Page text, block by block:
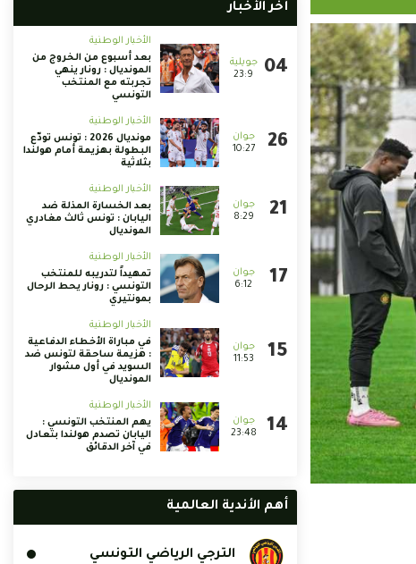
أخر الأخبار
23:9
الأخبار الوطنية
بعد أسبوع من الخروج من
المونديال : رونار ينهي
تجربته مع المنتخب
التونسي
10:27
الأخبار الوطنية
مونديال 2026 : تونس تودّع
البطولة بهزيمة أمام هولندا
بثلاثية
8:29
الأخبار الوطنية
بعد الخسارة المذلة ضد
اليابان : تونس ثالث مغادري
المونديال
6:12
الأخبار الوطنية
تمهيداً لتدريبه للمنتخب
التونسي : رونار يحط الرحال
بمونتيري
11:53
الأخبار الوطنية
في مباراة الأخطاء الدفاعية
: هزيمة ساحقة لتونس ضد
السويد في أول مشوار
المونديال
23:48
الأخبار الوطنية
يهم المنتخب التونسي :
اليابان تصدم هولندا بتعادل
في آخر الدقائق
أهم الأندية العالمية
الترجي الرياضي التونسي